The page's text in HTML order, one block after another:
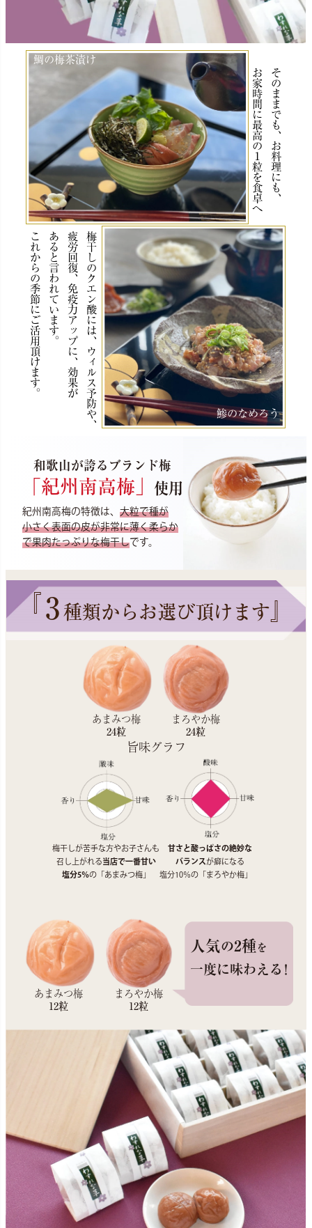
鯛の梅茶漬け
そのままでも、お料理にも、
お家時間に最高の１粒を食卓へ
梅干しのクエン酸には、ウィルス予防や、
疲労回復、免疫力アップに、効果が
あると言われています。
これからの季節にご活用頂けます。
鯵のなめろう
和歌山が誇るブランド梅
「紀州南高梅」 使用
紀州南高梅の特徴は、 大粒で種が
小さく表面の皮が非常に薄く柔らか
で果肉たっぷりな梅干しです。
『 3 種類からお選び頂けます
あまみつ梅
24粒
まろやか梅
24粒
旨味グラフ
梅干しが苦手な方やお子さんも
召し上がれる当店で一番甘い
塩分5％の「あまみつ梅」
甘さと酸っぱさの絶妙な
バランス が癖になる
塩分10％の「まろやか梅」
あまみつ梅
12粒
まろやか梅
12粒
人気の2種 を
一度に味わえる！